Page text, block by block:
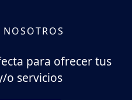
para ofrecer tus
o servicios